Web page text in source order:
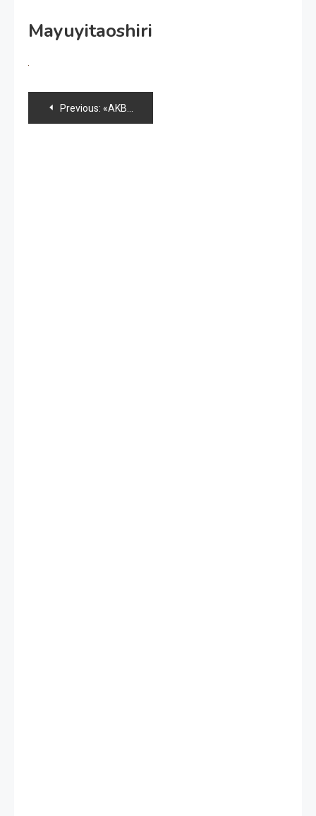
Mayuyitaoshiri
Navegación
Previous: «AKB48 Request best list » en cines, ventas de NMB48 y news 48